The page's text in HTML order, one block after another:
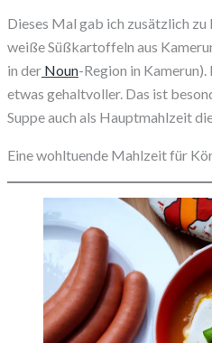
Dieses Mal gab ich zusätzlich
weiße Süßkartoffeln aus
in der Noun-Region in
etwas gehaltvoller. Das ist
Suppe auch als Hauptmahlzeit
Eine wohltuende Mahlzeit für